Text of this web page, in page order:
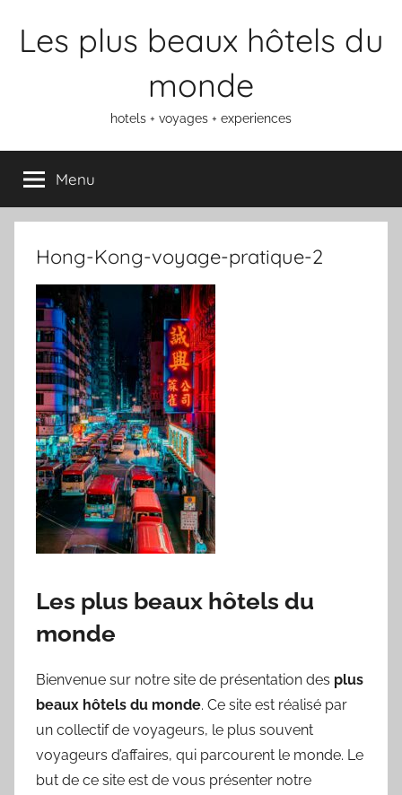
Les plus beaux hôtels du
monde
hotels + voyages + experiences
Menu
Hong-Kong-voyage-pratique-2
Les plus beaux hôtels du
monde
Bienvenue sur notre site de présentation des plus
beaux hôtels du monde. Ce site est réalisé par
un collectif de voyageurs, le plus souvent
voyageurs d’affaires, qui parcourent le monde. Le
but de ce site est de vous présenter notre